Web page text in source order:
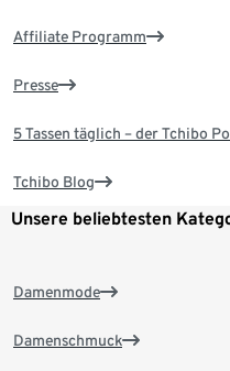
Affiliate Programm
Presse
5 Tassen täglich – der Tchibo
Tchibo Blog
Unsere beliebtesten
Damenmode
Damenschmuck